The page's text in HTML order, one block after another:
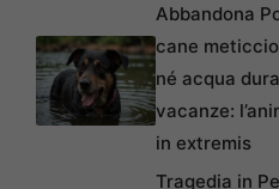
Abbandona
cane
né acqua
vacanze:
in extremis
Tragedia in